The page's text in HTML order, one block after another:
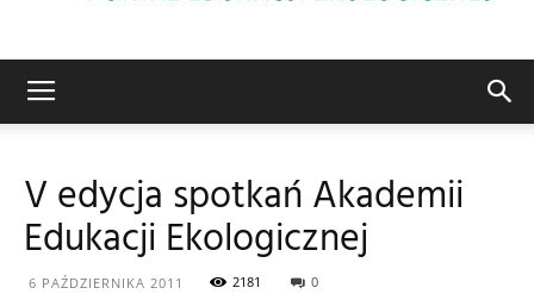
ekologiczna
V edycja spotkań Akademii
Edukacji Ekologicznej
6 PAŹDZIERNIKA 2011 2181 0